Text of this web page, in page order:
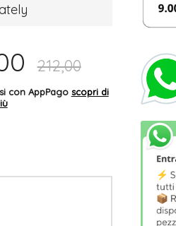
212,00
con AppPago scopri di